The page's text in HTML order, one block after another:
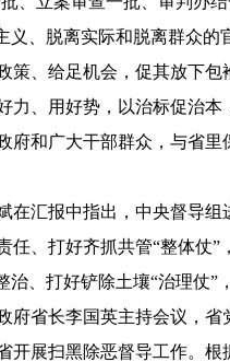
义、脱离实际和脱离群众
策、给足机会，促其放下
力、用好势，以治标促治
府和广大干部群众，与省
汇报中指出，中央督导组
、打好齐抓共管“整体仗
、打好铲除土壤“治理仗
省长李国英主持会议，省
扫黑除恶督导工作。根